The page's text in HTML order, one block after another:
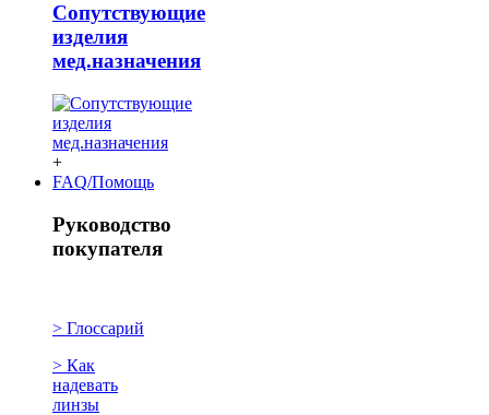
Сопутствующие
изделия
мед.назначения
+
FAQ/Помощь
Руководство
покупателя
> Глоссарий
> Как
надевать
линзы